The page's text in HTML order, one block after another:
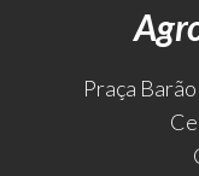
Praça